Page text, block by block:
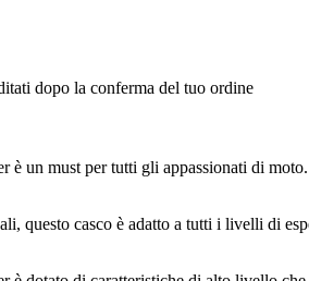
dopo la conferma del tuo ordine
un must per tutti gli appassionati di
questo casco è adatto a tutti i livelli di